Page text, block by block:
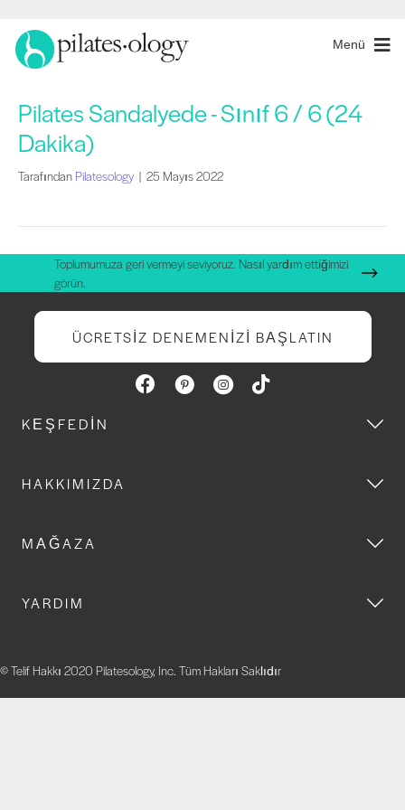
Menü
Pilates Sandalyede - Sınıf 6 / 6 (24
Dakika)
Tarafından Pilatesology | 25 Mayıs 2022
Toplumumuza geri vermeyi seviyoruz. Nasıl yardım ettiğimizi
görün.
ÜCRETSIZ DENEMENIZI BAŞLATIN
KEŞFEDIN
HAKKIMIZDA
MAĞAZA
YARDIM
© Telif Hakkı 2020 Pilatesology, Inc. Tüm Hakları Saklıdır